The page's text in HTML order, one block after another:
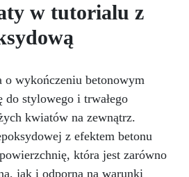
w tutorialu z
o wykończeniu betonowym
do stylowego i trwałego
kwiatów na zewnątrz.
z efektem betonu
która jest zarówno
jak i odporna na warunki